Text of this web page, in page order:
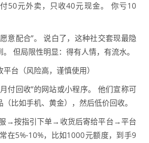
50元外卖，只收40元现金。 你亏10
意配合”。 说白了，这种社交套现最隐
但局限性明显：得有人情，有流水。
台（风险高，谨慎使用）
付回收”的网站或小程序。 他们宣称可
比如手机、黄金），然后低价回收。
→按指引下单→收货后寄给平台→平台
在5%-10%，比如1000元额度，到手9